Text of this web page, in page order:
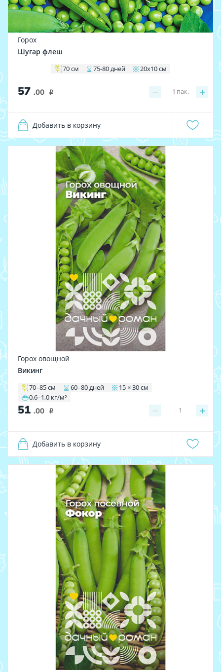
Горох
Шугар флеш
70 см 75-80 дней 20х10 см
57 .00 i − +
1 пак.
Добавить в корзину
Горох овощной
Викинг
70–85 см 60–80 дней
15 × 30 см
0,6–1,0 кг/м²
51 .00 i − +
1
Добавить в корзину